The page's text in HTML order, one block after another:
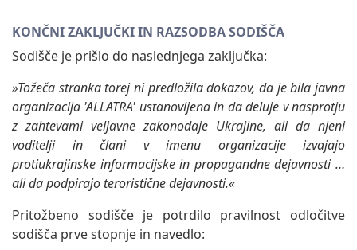
KONČNI ZAKLJUČKI IN RAZSODBA SODIŠČA
Sodišče je prišlo do naslednjega zaključka:
»Tožeča stranka torej ni predložila dokazov, da je bila javna
organizacija 'ALLATRA' ustanovljena in da deluje v nasprotju
z zahtevami veljavne zakonodaje Ukrajine, ali da njeni
voditelji in člani v imenu organizacije izvajajo
protiukrajinske informacijske in propagandne dejavnosti …
ali da podpirajo teroristične dejavnosti.«
Pritožbeno sodišče je potrdilo pravilnost odločitve
sodišča prve stopnje in navedlo: